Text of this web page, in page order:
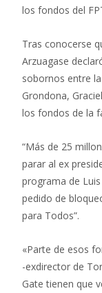
los fondos del
Tras conocerse
Arzuagase
sobornos entre
Grondona,
los fondos de la
“Más de 25
parar al ex
programa de
pedido de
para Todos”.
«Parte de esos
-exdirector de
Gate tienen que